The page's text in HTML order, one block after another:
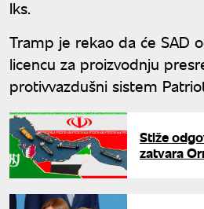
Iks.
Tramp je rekao da će SAD
licencu za proizvodnju
protivvazdušni sistem
Stiže
zatvara